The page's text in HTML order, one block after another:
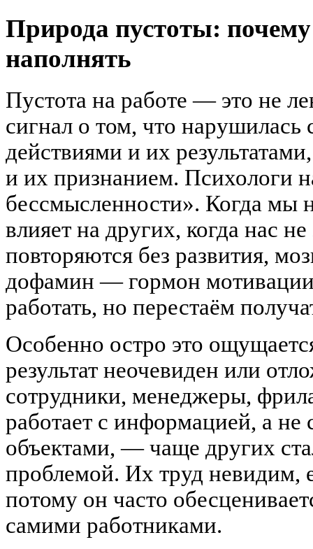
Природа пустоты: почему
наполнять
Пустота на работе — это не
сигнал о том, что
действиями и их
и их признанием. Психологи
бессмысленности». Когда мы
влияет на других, когда нас
повторяются без развития,
дофамин — гормон
работать, но перестаём
Особенно остро это
результат неочевиден или
сотрудники, менеджеры,
работает с информацией, а не
объектами, — чаще других
проблемой. Их труд невидим,
потому он часто
самими работниками.